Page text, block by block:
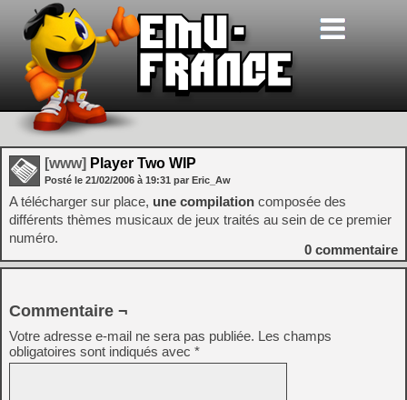
[www] Player Two WIP
Posté le 21/02/2006 à 19:31 par Eric_Aw
A télécharger sur place, une compilation composée des
différents thèmes musicaux de jeux traités au sein de ce premier
numéro.
0 commentaire
Commentaire ¬
Votre adresse e-mail ne sera pas publiée. Les champs
obligatoires sont indiqués avec *